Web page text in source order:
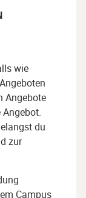
wie
Angebote
du
zur
Campus